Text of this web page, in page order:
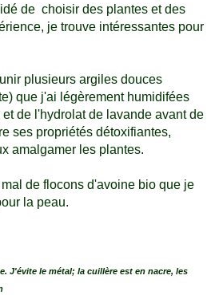
de choisir des plantes et des
je trouve intéressantes pour
plusieurs argiles douces
que j'ai légèrement humidifées
de l'hydrolat de lavande avant de
ses propriétés détoxifiantes,
amalgamer les plantes.
de flocons d'avoine bio que je
la peau.
J'évite le métal; la cuillère est en nacre, les